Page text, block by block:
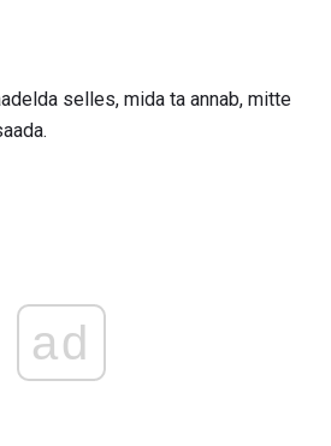
selles, mida ta annab, mitte
ad